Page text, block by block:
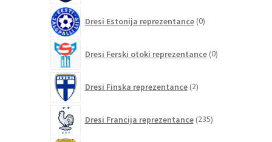
Dresi Estonija reprezentance 0izdelkov
Dresi Ferski otoki reprezentance 0izdelkov
Dresi Finska reprezentance 2izdelka
Dresi Francija reprezentance 235izdelkov